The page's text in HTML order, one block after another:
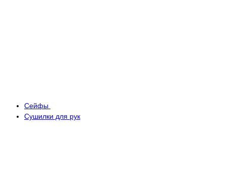
Сейфы
Сушилки для рук